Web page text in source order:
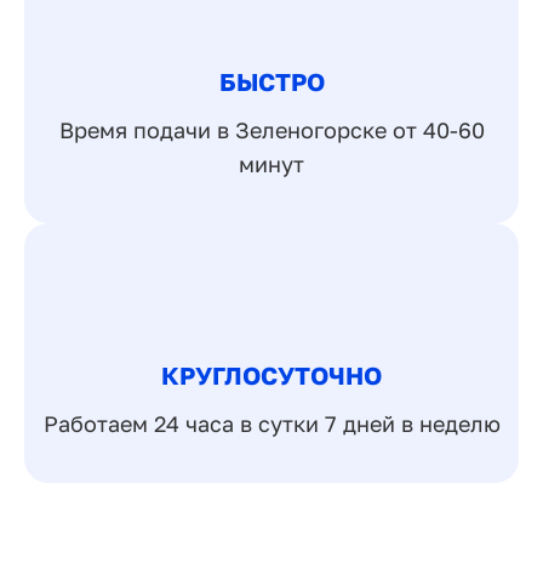
БЫСТРО
Время подачи в Зеленогорске от 40-60
минут
КРУГЛОСУТОЧНО
Работаем 24 часа в сутки 7 дней в неделю